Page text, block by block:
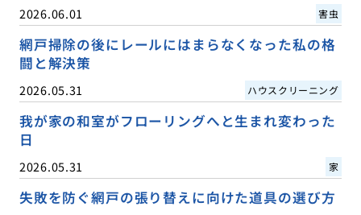
2026.06.01 害虫
網戸掃除の後にレールにはまらなくなった私の格
闘と解決策
2026.05.31 ハウスクリーニング
我が家の和室がフローリングへと生まれ変わった
日
2026.05.31 家
失敗を防ぐ網戸の張り替えに向けた道具の選び方